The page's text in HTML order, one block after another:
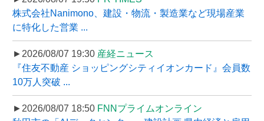
株式会社Nanimono、建設・物流・製造業など現場産業
に特化した営業 ...
►2026/08/07 19:30 産経ニュース
『住友不動産 ショッピングシティイオンカード』会員数
10万人突破 ...
►2026/08/07 18:50 FNNプライムオンライン